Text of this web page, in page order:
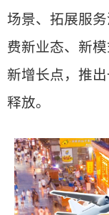
场景、拓展服
费新业态、新
新增长点，推
释放。